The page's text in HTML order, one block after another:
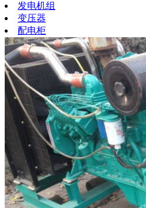
发电机组
变压器
配电柜